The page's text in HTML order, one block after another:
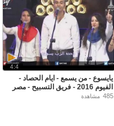
4:4
يايسوع - من يسمع - ايام الحصاد -
الفيوم 2016 - فريق التسبيح - مصر
485 مشاهدة